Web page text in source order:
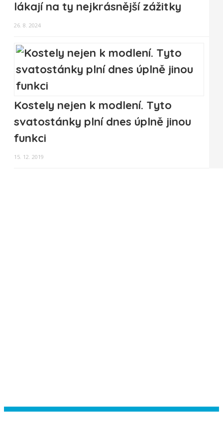
lákají na ty nejkrásnější zážitky
26. 8. 2024
Kostely nejen k modlení. Tyto
svatostánky plní dnes úplně jinou
funkci
15. 12. 2019